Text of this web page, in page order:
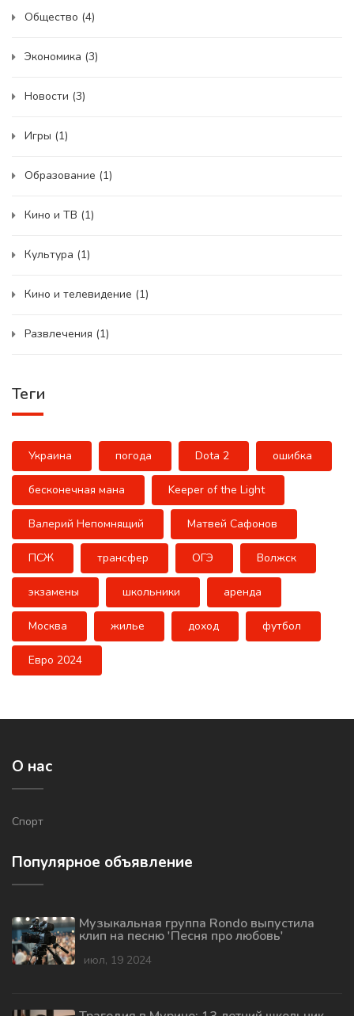
Общество (4)
Экономика (3)
Новости (3)
Игры (1)
Образование (1)
Кино и ТВ (1)
Культура (1)
Кино и телевидение (1)
Развлечения (1)
Теги
Украина погода Dota 2 ошибка
бесконечная мана Keeper of the Light
Валерий Непомнящий Матвей Сафонов
ПСЖ трансфер ОГЭ Волжск
экзамены школьники аренда
Москва жилье доход футбол
Евро 2024
О нас
Спорт
Популярное объявление
Музыкальная группа Rondo выпустила
клип на песню 'Песня про любовь'
июл, 19 2024